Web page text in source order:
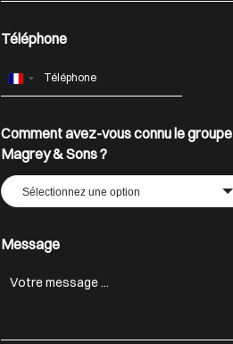
Téléphone
France
Comment avez-vous connu le groupe
Magrey & Sons ?
Sélectionnez une option
Message